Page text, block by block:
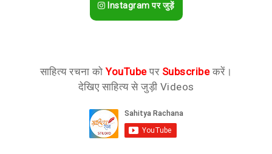
Instagram पर जुड़ें
साहित्य रचना कोYouTubeपर Subscribeकरें।
देखिए साहित्य से जुड़ी Videos